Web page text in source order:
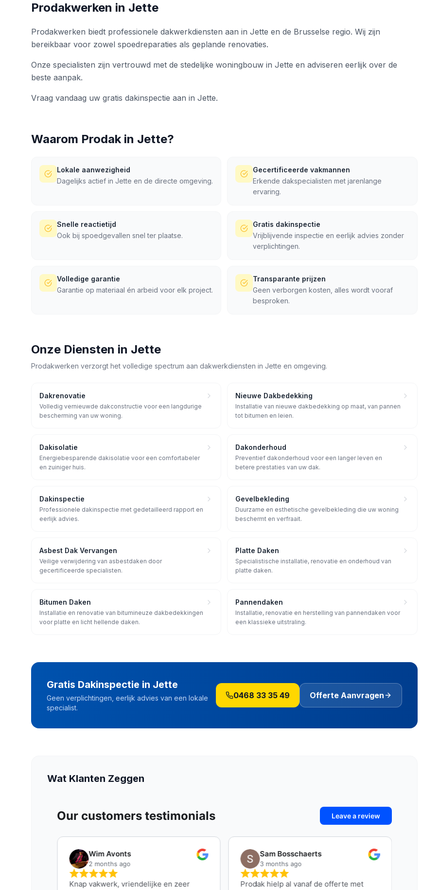
Prodakwerken in Jette
Prodakwerken biedt professionele dakwerkdiensten aan in Jette en de Brusselse regio. Wij zijn
bereikbaar voor zowel spoedreparaties als geplande renovaties.
Onze specialisten zijn vertrouwd met de stedelijke woningbouw in Jette en adviseren eerlijk over de
beste aanpak.
Vraag vandaag uw gratis dakinspectie aan in Jette.
Waarom Prodak in Jette?
Lokale aanwezigheid
Dagelijks actief in Jette en de directe omgeving.
Gecertificeerde vakmannen
Erkende dakspecialisten met jarenlange
ervaring.
Snelle reactietijd
Ook bij spoedgevallen snel ter plaatse.
Gratis dakinspectie
Vrijblijvende inspectie en eerlijk advies zonder
verplichtingen.
Volledige garantie
Garantie op materiaal én arbeid voor elk project.
Transparante prijzen
Geen verborgen kosten, alles wordt vooraf
besproken.
Onze Diensten in Jette
Prodakwerken verzorgt het volledige spectrum aan dakwerkdiensten in Jette en omgeving.
Dakrenovatie
Volledig vernieuwde dakconstructie voor een langdurige
bescherming van uw woning.
Nieuwe Dakbedekking
Installatie van nieuwe dakbedekking op maat, van pannen
tot bitumen en leien.
Dakisolatie
Energiebesparende dakisolatie voor een comfortabeler
en zuiniger huis.
Dakonderhoud
Preventief dakonderhoud voor een langer leven en
betere prestaties van uw dak.
Dakinspectie
Professionele dakinspectie met gedetailleerd rapport en
eerlijk advies.
Gevelbekleding
Duurzame en esthetische gevelbekleding die uw woning
beschermt en verfraait.
Asbest Dak Vervangen
Veilige verwijdering van asbestdaken door
gecertificeerde specialisten.
Platte Daken
Specialistische installatie, renovatie en onderhoud van
platte daken.
Bitumen Daken
Installatie en renovatie van bitumineuze dakbedekkingen
voor platte en licht hellende daken.
Pannendaken
Installatie, renovatie en herstelling van pannendaken voor
een klassieke uitstraling.
Gratis Dakinspectie in Jette
Geen verplichtingen, eerlijk advies van een lokale
specialist.
0468 33 35 49 Offerte Aanvragen
Wat Klanten Zeggen